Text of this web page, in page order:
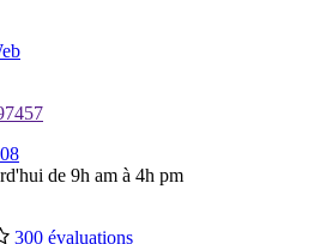
de 9h am à 4h pm
300 évaluations